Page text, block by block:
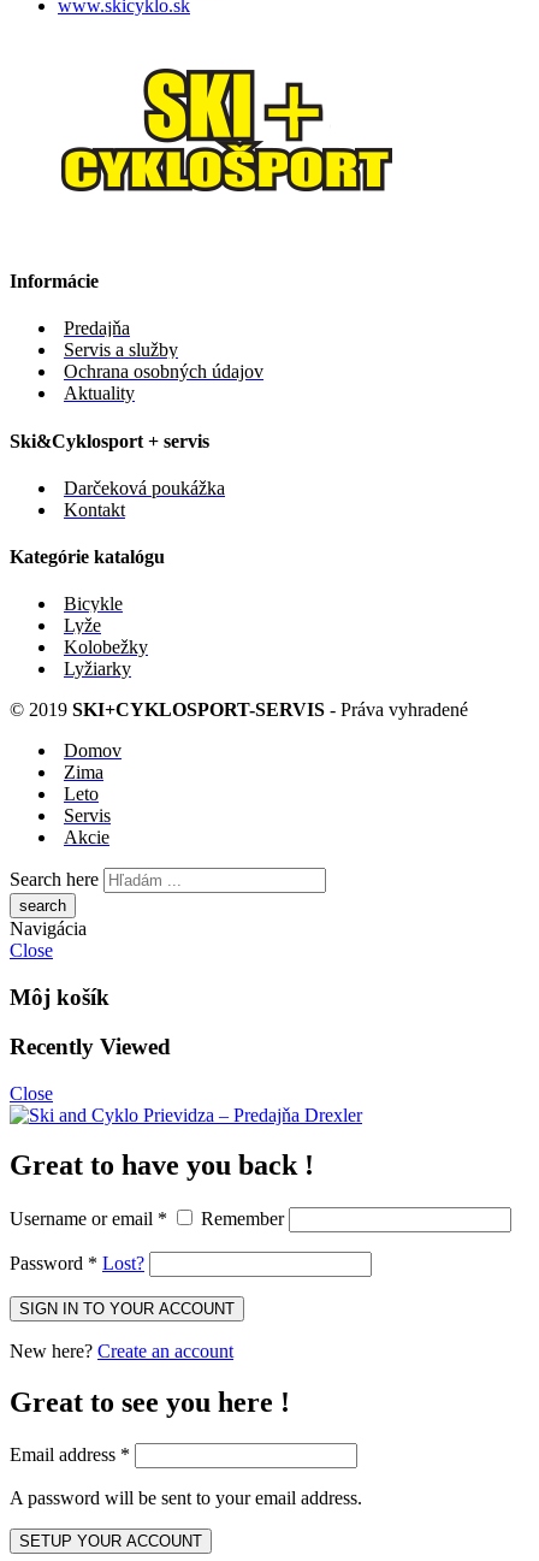
www.skicyklo.sk
Informácie
Predajňa
Servis a služby
Ochrana osobných údajov
Aktuality
Ski&Cyklosport + servis
Darčeková poukážka
Kontakt
Kategórie katalógu
Bicykle
Lyže
Kolobežky
Lyžiarky
© 2019 SKI+CYKLOSPORT-SERVIS - Práva vyhradené
Domov
Zima
Leto
Servis
Akcie
Search here
Navigácia
Close
Môj košík
Recently Viewed
Close
Great to have you back !
Username or email * Remember
Password * Lost?
New here? Create an account
Great to see you here !
Email address *
A password will be sent to your email address.